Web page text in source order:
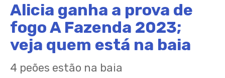
Alicia ganha a prova de
fogo A Fazenda 2023;
veja quem está na baia
4 peões estão na baia